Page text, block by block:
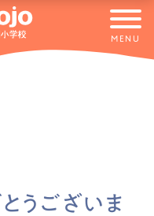
MENU
うございま